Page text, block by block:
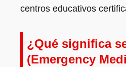
centros educativos
¿Qué significa
(Emergency